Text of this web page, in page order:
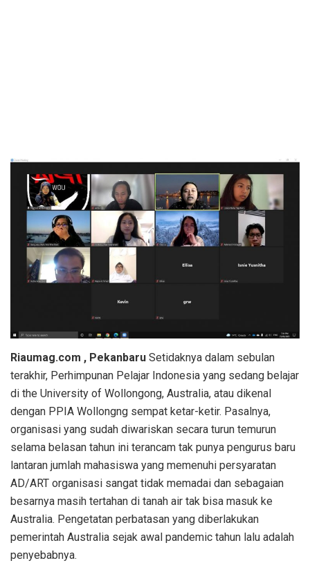
Riaumag.com , Pekanbaru Setidaknya dalam sebulan
terakhir, Perhimpunan Pelajar Indonesia yang sedang belajar
di the University of Wollongong, Australia, atau dikenal
dengan PPIA Wollongng sempat ketar-ketir. Pasalnya,
organisasi yang sudah diwariskan secara turun temurun
selama belasan tahun ini terancam tak punya pengurus baru
lantaran jumlah mahasiswa yang memenuhi persyaratan
AD/ART organisasi sangat tidak memadai dan sebagaian
besarnya masih tertahan di tanah air tak bisa masuk ke
Australia. Pengetatan perbatasan yang diberlakukan
pemerintah Australia sejak awal pandemic tahun lalu adalah
penyebabnya.